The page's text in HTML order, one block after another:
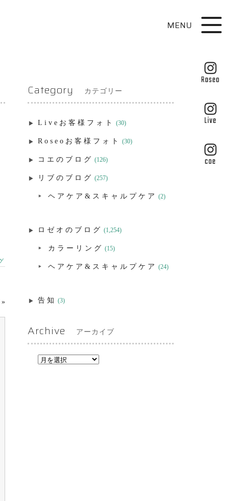
MENU
»
Category カテゴリー
Liveお客様フォト (30)
Roseoお客様フォト (30)
コエのブログ (126)
リブのブログ (257)
ヘアケア&スキャルプケア (2)
ロゼオのブログ (1,254)
カラーリング (15)
ヘアケア&スキャルプケア (24)
告知 (3)
Archive アーカイブ